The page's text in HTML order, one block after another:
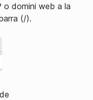
o domini web a la
(/).